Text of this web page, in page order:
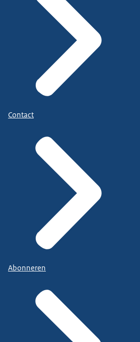
Contact
Abonneren